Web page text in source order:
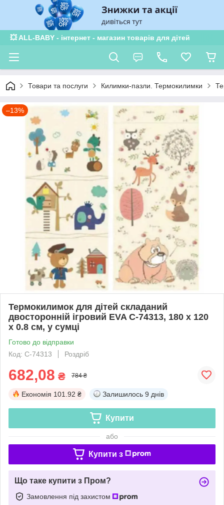
💥 ALL-BABY - інтернет - магазин товарів для дітей
Товари та послуги Килимки-пазли. Термокилимки
–13%
Термокилимок для дітей складаний
двосторонній ігровий EVA С-74313, 180 х 120
х 0.8 см, у сумці
Готово до відправки
Код: С-74313
Роздріб
682,08 ₴ 784 ₴
Економія 101.92 ₴ Залишилось 9 днів
Купити
або
Купити з
Що таке купити з Пром?
Замовлення під захистом